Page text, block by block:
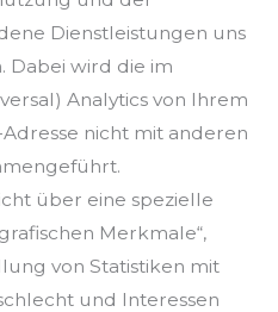
Dienstleistungen uns
Dabei wird die im
Analytics von Ihrem
nicht mit anderen
über eine spezielle
Merkmale“,
von Statistiken mit
und Interessen